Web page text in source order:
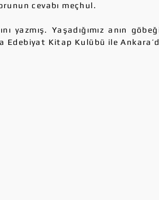
cevabı meçhul.
yazmış. Yaşadığımız anın
Edebiyat Kitap Kulübü ile